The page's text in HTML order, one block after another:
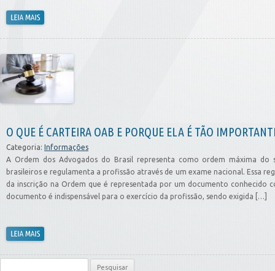
O QUE É CARTEIRA OAB E PORQUE ELA É TÃO
Categoria: Informações
A Ordem dos Advogados do Brasil representa como ordem máxima do
brasileiros e regulamenta a profissão através de um exame nacional. Essa
da inscrição na Ordem que é representada por um documento conhecido
documento é indispensável para o exercício da profissão, sendo exigida […]
Pesquisar por: